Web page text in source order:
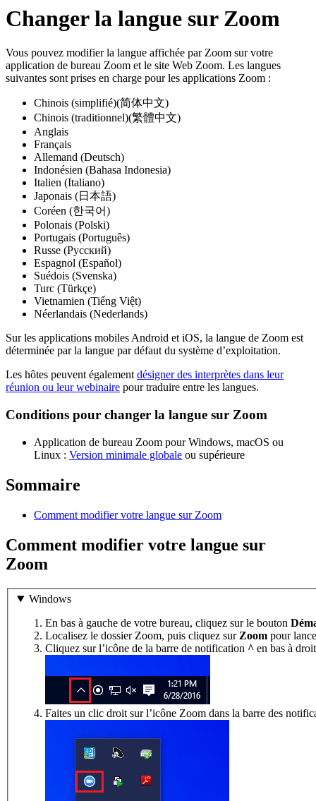
Changer la langue sur Zoom
Vous pouvez modifier la langue affichée par Zoom sur votre
application de bureau Zoom et le site Web Zoom. Les langues
suivantes sont prises en charge pour les applications Zoom :
Chinois (simplifié)(简体中文)
Chinois (traditionnel)(繁體中文)
Anglais
Français
Allemand (Deutsch)
Indonésien (Bahasa Indonesia)
Italien (Italiano)
Japonais (日本語)
Coréen (한국어)
Polonais (Polski)
Portugais (Português)
Russe (Русский)
Espagnol (Español)
Suédois (Svenska)
Turc (Türkçe)
Vietnamien (Tiếng Việt)
Néerlandais (Nederlands)
Sur les applications mobiles Android et iOS, la langue de Zoom est
déterminée par la langue par défaut du système d’exploitation.
Les hôtes peuvent égalementdésigner des interprètes dans leur
réunion ou leur webinaire pour traduire entre les langues.
Conditions pour changer la langue sur Zoom
Application de bureau Zoom pour Windows, macOS ou
Linux : Version minimale globale ou supérieure
Sommaire
Comment modifier votre langue sur Zoom
Comment modifier votre langue sur
Zoom
Windows
En bas à gauche de votre bureau, cliquez sur le bouton
Localisez le dossier Zoom, puis cliquez sur Zoom pour
Cliquez sur l’icône de la barre de notification ^ en bas à
Faites un clic droit sur l’icône Zoom dans la barre des